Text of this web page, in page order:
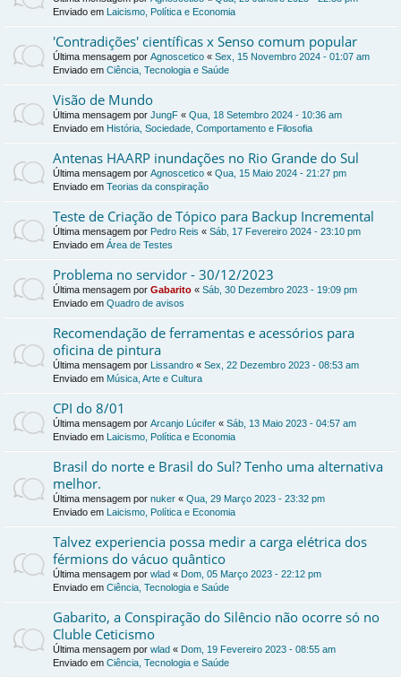
Enviado em Laicismo, Política e Economia
'Contradições' científicas x Senso comum popular
Última mensagem por Agnoscetico « Sex, 15 Novembro 2024 - 01:07 am
Enviado em Ciência, Tecnologia e Saúde
Visão de Mundo
Última mensagem por JungF « Qua, 18 Setembro 2024 - 10:36 am
Enviado em História, Sociedade, Comportamento e Filosofia
Antenas HAARP inundações no Rio Grande do Sul
Última mensagem por Agnoscetico « Qua, 15 Maio 2024 - 21:27 pm
Enviado em Teorias da conspiração
Teste de Criação de Tópico para Backup Incremental
Última mensagem por Pedro Reis « Sáb, 17 Fevereiro 2024 - 23:10 pm
Enviado em Área de Testes
Problema no servidor - 30/12/2023
Última mensagem por Gabarito « Sáb, 30 Dezembro 2023 - 19:09 pm
Enviado em Quadro de avisos
Recomendação de ferramentas e acessórios para
oficina de pintura
Última mensagem por Lissandro « Sex, 22 Dezembro 2023 - 08:53 am
Enviado em Música, Arte e Cultura
CPI do 8/01
Última mensagem por Arcanjo Lúcifer « Sáb, 13 Maio 2023 - 04:57 am
Enviado em Laicismo, Política e Economia
Brasil do norte e Brasil do Sul? Tenho uma alternativa
melhor.
Última mensagem por nuker « Qua, 29 Março 2023 - 23:32 pm
Enviado em Laicismo, Política e Economia
Talvez experiencia possa medir a carga elétrica dos
férmions do vácuo quântico
Última mensagem por wlad « Dom, 05 Março 2023 - 22:12 pm
Enviado em Ciência, Tecnologia e Saúde
Gabarito, a Conspiração do Silêncio não ocorre só no
Cluble Ceticismo
Última mensagem por wlad « Dom, 19 Fevereiro 2023 - 08:55 am
Enviado em Ciência, Tecnologia e Saúde